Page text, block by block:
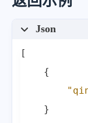
Json
[
{
}